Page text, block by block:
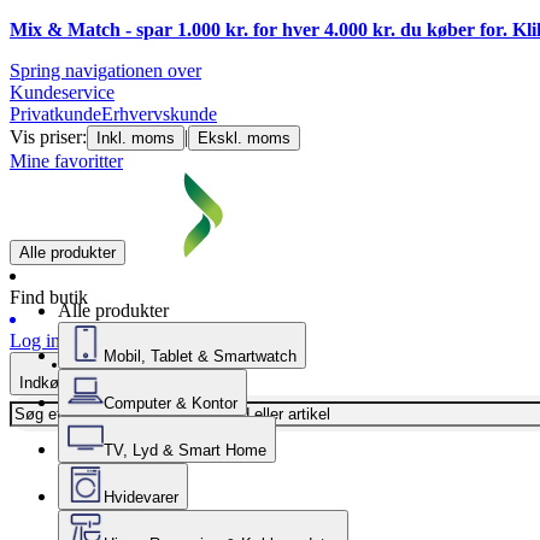
Mix & Match - spar 1.000 kr. for hver 4.000 kr. du køber for.
Spring navigationen over
Kundeservice
PrivatkundeErhvervskunde
Vis priser:
Inkl. moms | Ekskl. moms
Mine favoritter
Alle produkter
Find butik
Log ind
Indkøbskurv
Alle produkter
Mobil, Tablet & Smartwatch
Computer & Kontor
TV, Lyd & Smart Home
Hvidevarer